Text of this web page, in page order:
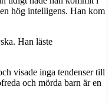
hög intelligens. Han kom
Han läste
visade inga tendenser till
och mörda barn är en